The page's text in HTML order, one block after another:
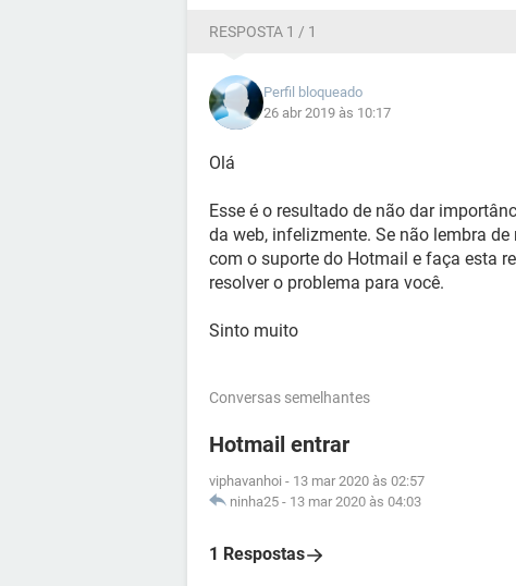
RESPOSTA 1 / 1
Perfil bloqueado
26 abr 2019 às 10:17
Olá
Esse é o resultado de não dar
da web, infelizmente. Se não lembra
com o suporte do Hotmail e faça esta
resolver o problema para você.
Sinto muito
Conversas semelhantes
Hotmail entrar
viphavanhoi - 13 mar 2020 às 02:57
ninha25 - 13 mar 2020 às 04:03
1 Respostas